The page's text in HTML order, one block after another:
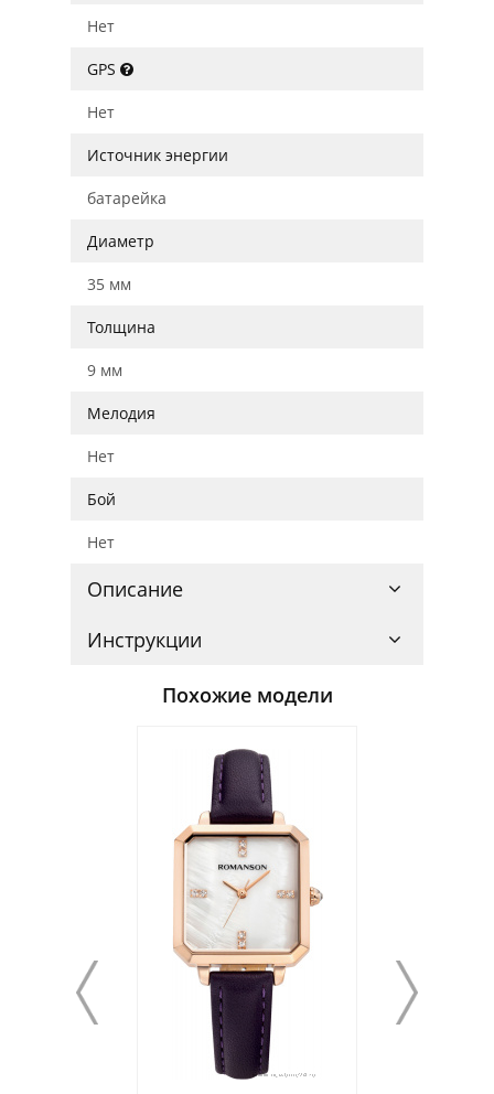
Нет
GPS
Нет
Источник энергии
батарейка
Диаметр
35 мм
Толщина
9 мм
Мелодия
Нет
Бой
Нет
Описание
Инструкции
Похожие модели